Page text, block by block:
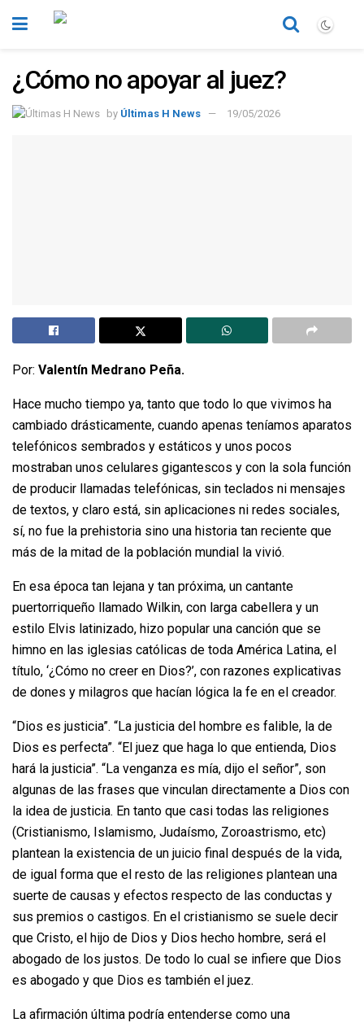
¿Cómo no apoyar al juez?
by Últimas H News 19/05/2026
Por: Valentín Medrano Peña.
Hace mucho tiempo ya, tanto que todo lo que vivimos ha
cambiado drásticamente, cuando apenas teníamos aparatos
telefónicos sembrados y estáticos y unos pocos
mostraban unos celulares gigantescos y con la sola función
de producir llamadas telefónicas, sin teclados ni mensajes
de textos, y claro está, sin aplicaciones ni redes sociales,
sí, no fue la prehistoria sino una historia tan reciente que
más de la mitad de la población mundial la vivió.
En esa época tan lejana y tan próxima, un cantante
puertorriqueño llamado Wilkin, con larga cabellera y un
estilo Elvis latinizado, hizo popular una canción que se
himno en las iglesias católicas de toda América Latina, el
título, ‘¿Cómo no creer en Dios?’, con razones explicativas
de dones y milagros que hacían lógica la fe en el creador.
“Dios es justicia”. “La justicia del hombre es falible, la de
Dios es perfecta”. “El juez que haga lo que entienda, Dios
hará la justicia”. “La venganza es mía, dijo el señor”, son
algunas de las frases que vinculan directamente a Dios con
la idea de justicia. En tanto que casi todas las religiones
(Cristianismo, Islamismo, Judaísmo, Zoroastrismo, etc)
plantean la existencia de un juicio final después de la vida,
de igual forma que el resto de las religiones plantean una
suerte de causas y efectos respecto de las conductas y
sus premios o castigos. En el cristianismo se suele decir
que Cristo, el hijo de Dios y Dios hecho hombre, será el
abogado de los justos. De todo lo cual se infiere que Dios
es abogado y que Dios es también el juez.
La afirmación última podría entenderse como una